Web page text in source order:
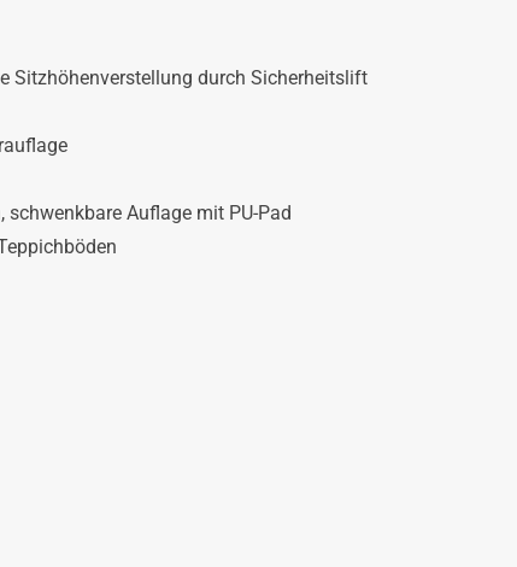
Sitzhöhenverstellung durch Sicherheitslift
Auflage mit PU-Pad